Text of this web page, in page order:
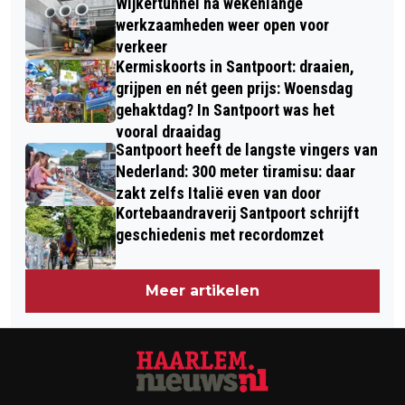
werkzaamheden weer open voor
verkeer
Kermiskoorts in Santpoort: draaien,
grijpen en nét geen prijs: Woensdag
gehaktdag? In Santpoort was het
vooral draaidag
Santpoort heeft de langste vingers van
Nederland: 300 meter tiramisu: daar
zakt zelfs Italië even van door
Kortebaandraverij Santpoort schrijft
geschiedenis met recordomzet
Meer artikelen